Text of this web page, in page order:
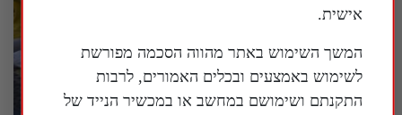
אישית.
המשך השימוש באתר מהווה הסכמה מפורשת
לשימוש באמצעים ובכלים האמורים, לרבות
התקנתם ושימושם במחשב או במכשיר הנייד של